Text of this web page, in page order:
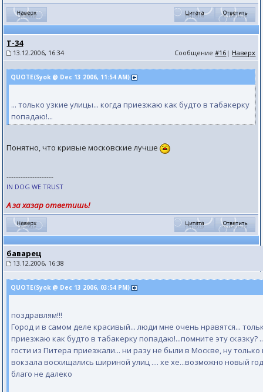
T-34
13.12.2006, 16:34 Сообщение#16 | Наверх
QUOTE(Syok @ Dec 13 2006, 11:54 AM)
... только узкие улицы... когда приезжаю как будто в табакерку
попадаю!...
Понятно, что кривые московские лучше
--------------------
IN DOG WE TRUST
А за хазар ответишь!
баварец
13.12.2006, 16:38
QUOTE(Syok @ Dec 13 2006, 03:54 PM)
поздравлям!!!
Город и в самом деле красивый... люди мне очень нравятся...
приезжаю как будто в табакерку попадаю!...помните эту
гости из Питера приезжали... ни разу не были в Москве, ну
вокзала восхищались шириной улиц .... хе хе...возможно новый
благо не далеко